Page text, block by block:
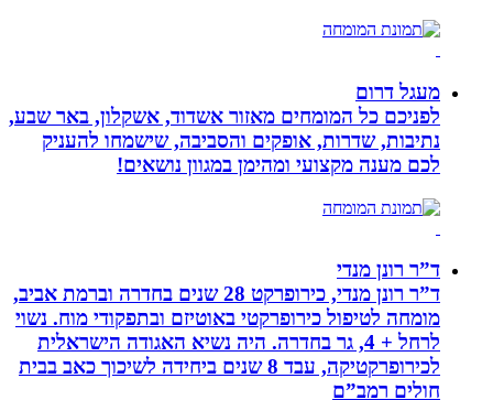
מעגל דרום
לפניכם כל המומחים מאזור אשדוד, אשקלון, באר שבע,
נתיבות, שדרות, אופקים והסביבה, שישמחו להעניק
לכם מענה מקצועי ומהימן במגוון נושאים!
ד”ר רונן מנדי
ד”ר רונן מנדי, כירופרקט 28 שנים בחדרה וברמת אביב,
מומחה לטיפול כירופרקטי באוטיזם ובתפקודי מוח. נשוי
לרחל + 4, גר בחדרה. היה נשיא האגודה הישראלית
לכירופרקטיקה, עבד 8 שנים ביחידה לשיכוך כאב בבית
חולים רמב”ם